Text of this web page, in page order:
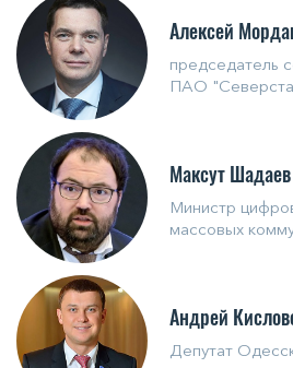
Алексей
председатель
ПАО
Максут Шадаев
Министр
массовых
Андрей
Депутат